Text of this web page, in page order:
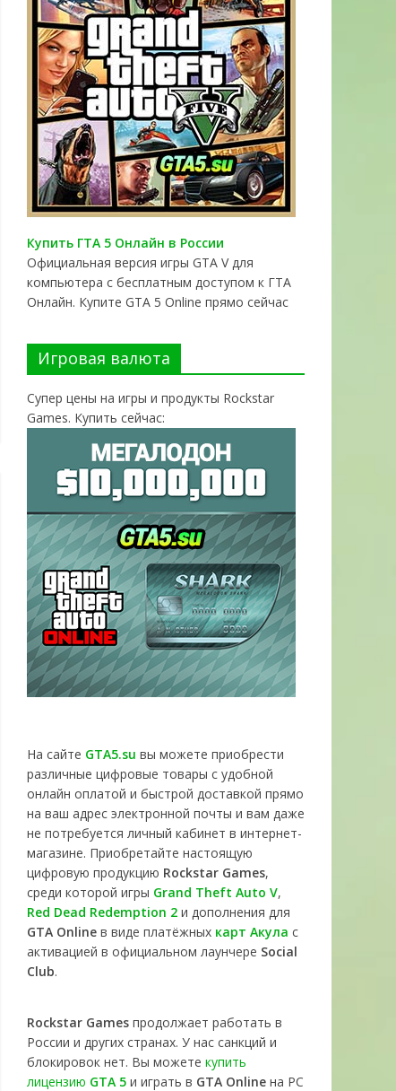
Купить ГТА 5 Онлайн в России
Официальная версия игры GTA V для
компьютера с бесплатным доступом к ГТА
Онлайн. Купите GTA 5 Online прямо сейчас
Игровая валюта
Супер цены на игры и продукты Rockstar
Games. Купить сейчас:
На сайте GTA5.su вы можете приобрести
различные цифровые товары с удобной
онлайн оплатой и быстрой доставкой прямо
на ваш адрес электронной почты и вам даже
не потребуется личный кабинет в интернет-
магазине. Приобретайте настоящую
цифровую продукцию Rockstar Games,
среди которой игры Grand Theft Auto V,
Red Dead Redemption 2 и дополнения для
GTA Online в виде платёжных карт Акула с
активацией в официальном лаунчере Social
Club.
Rockstar Games продолжает работать в
России и других странах. У нас санкций и
блокировок нет. Вы можете купить
лицензию GTA 5 и играть в GTA Online на PC